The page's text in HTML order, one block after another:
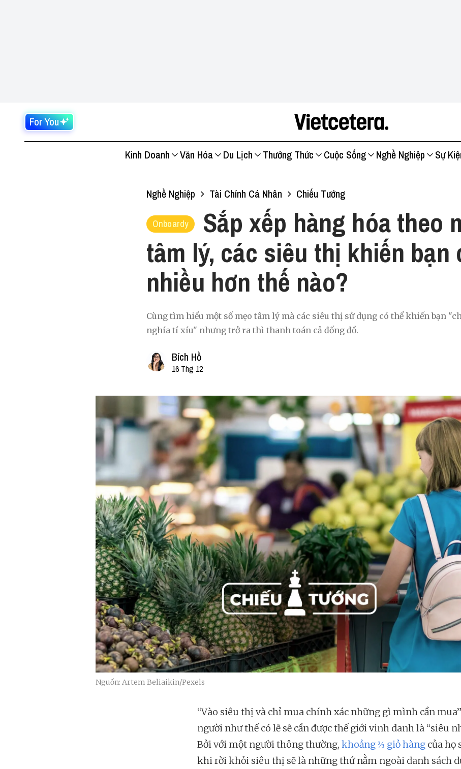
For You
Kinh Doanh Văn Hóa Du Lịch Thưởng Thức Cuộc Sống Nghề Nghiệp Sự
Nghề Nghiệp Tài Chính Cá Nhân Chiếu Tướng
Onboardy
Sắp xếp hàng hóa theo
tâm lý, các siêu thị khiến bạn
nhiều hơn thế nào?
Cùng tìm hiểu một số mẹo tâm lý mà các siêu thị sử dụng có thể khiến bạn
nghía tí xíu" nhưng trở ra thì thanh toán cả đống đồ.
Bích Hồ
16 Thg 12
Nguồn: Artem Beliaikin/Pexels
“Vào siêu thị và chỉ mua chính xác những gì mình cần
người như thế có lẽ sẽ cần được thế giới vinh danh là “siêu
Bởi với một người thông thường, khoảng ⅔ giỏ hàng của họ
khi rời khỏi siêu thị sẽ là những thứ nằm ngoài danh sách